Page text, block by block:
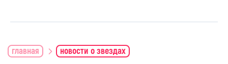
главная новости о звездах